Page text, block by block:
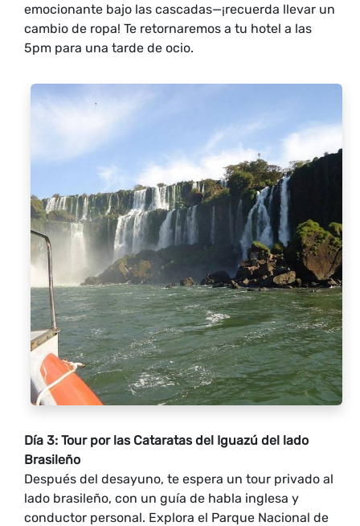
emocionante bajo las cascadas—¡recuerda llevar un
cambio de ropa! Te retornaremos a tu hotel a las
5pm para una tarde de ocio.
Día 3: Tour por las Cataratas del Iguazú del lado
Brasileño
Después del desayuno, te espera un tour privado al
lado brasileño, con un guía de habla inglesa y
conductor personal. Explora el Parque Nacional de